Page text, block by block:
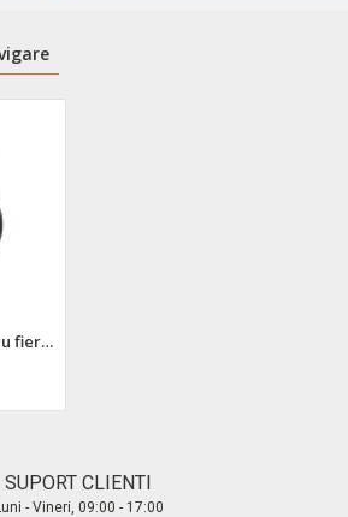
Set ceainic electric cu fierbator zilan zln4858 - 2200w, control digital, sticla borosilicata, 1.8l + 0.8l
SUPORT CLIENTI
- Vineri, 09:00 - 17:00